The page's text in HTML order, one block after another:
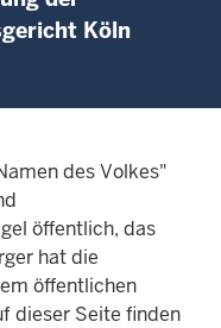
Köln
des Volkes"
öffentlich, das
hat die
öffentlichen
dieser Seite finden